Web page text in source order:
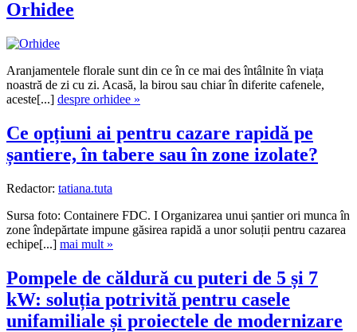
Orhidee
Aranjamentele florale sunt din ce în ce mai des întâlnite în viața
noastră de zi cu zi. Acasă, la birou sau chiar în diferite cafenele,
aceste[...] despre orhidee »
Ce opțiuni ai pentru cazare rapidă pe
șantiere, în tabere sau în zone izolate?
Redactor: tatiana.tuta
Sursa foto: Containere FDC. I Organizarea unui șantier ori munca în
zone îndepărtate impune găsirea rapidă a unor soluții pentru cazarea
echipe[...] mai mult »
Pompele de căldură cu puteri de 5 și 7
kW: soluția potrivită pentru casele
unifamiliale și proiectele de modernizare